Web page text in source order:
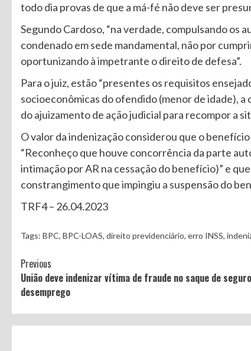
todo dia provas de que a má-fé não deve ser
Segundo Cardoso, “na verdade, compulsando os
condenado em sede mandamental, não por
oportunizando à impetrante o direito de defesa”.
Para o juiz, estão “presentes os requisitos
socioeconômicas do ofendido (menor de idade),
do ajuizamento de ação judicial para recompor a
O valor da indenização considerou que o
“Reconheço que houve concorrência da parte
intimação por AR na cessação do benefício)” e
constrangimento que impingiu a suspensão do
TRF4 – 26.04.2023
Tags: BPC, BPC-LOAS, direito previdenciário, erro INSS,
Continue
Reading
Previous
União deve indenizar vítima de fraude no saque de
desemprego